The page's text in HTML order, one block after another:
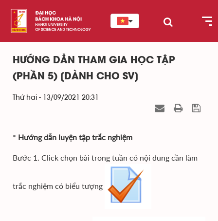
HƯỚNG DẪN THAM GIA HỌC TẬP
(PHẦN 5) [DÀNH CHO SV]
Thứ hai - 13/09/2021 20:31
* Hướng dẫn luyện tập trắc nghiệm
Bước 1. Click chọn bài trong tuần có nội dung cần làm
trắc nghiệm có biểu tượng